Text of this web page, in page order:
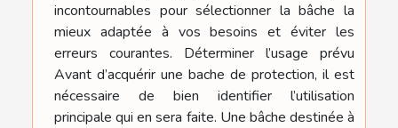
incontournables pour sélectionner la bâche la
mieux adaptée à vos besoins et éviter les
erreurs courantes. Déterminer l’usage prévu
Avant d’acquérir une bache de protection, il est
nécessaire de bien identifier l’utilisation
principale qui en sera faite. Une bâche destinée à